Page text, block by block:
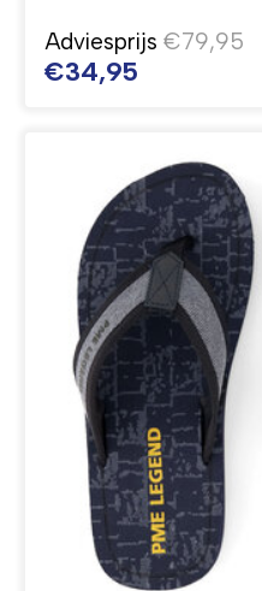
Adviesprijs €79,95
€34,95